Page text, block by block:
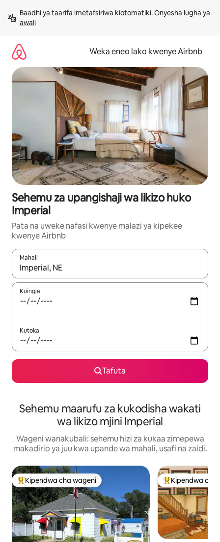
kwenda
kwenye
Baadhi ya taarifa imetafsiriwa kiotomatiki. Onyesha lugha ya
awali
Weka eneo lako kwenye Airbnb
Sehemu za upangishaji wa likizo huko
Imperial
Pata na uweke nafasi kwenye malazi ya kipekee
kwenye Airbnb
Mahali
Wakati matokeo yanapatikana, vinjari kwa kutumia vitufe vya
Kuingia
Kutoka
Tafuta
Sehemu maarufu za kukodisha wakati
wa likizo mjini Imperial
Wageni wanakubali: sehemu hizi za kukaa zimepewa
makadirio ya juu kwa upande wa mahali, usafi na zaidi.
Kipendwa maarufu cha wageni
Kipendwa cha wageni Kipendwa
Kipendwa cha